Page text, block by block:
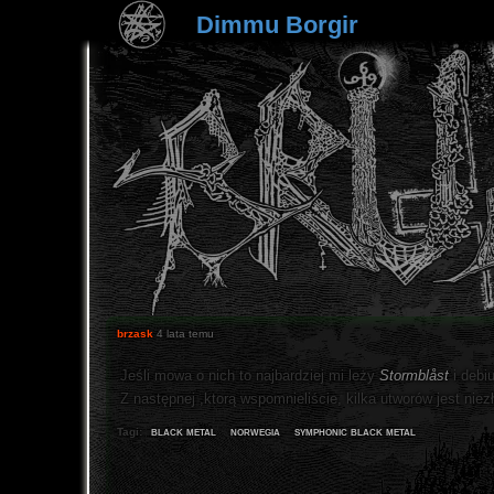
Dimmu Borgir
brzask 4 lata temu
Jeśli mowa o nich to najbardziej mi leży Stormblåst i
Z następnej ,ktorą wspomnieliście, kilka utworów jest
Tagi: black metal norwegia symphonic black metal